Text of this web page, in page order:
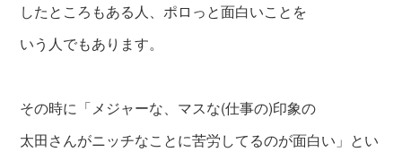
したところもある人、ポロっと面白いことを
いう人でもあります。
その時に「メジャーな、マスな(仕事の)印象の
太田さんがニッチなことに苦労してるのが面白い」とい